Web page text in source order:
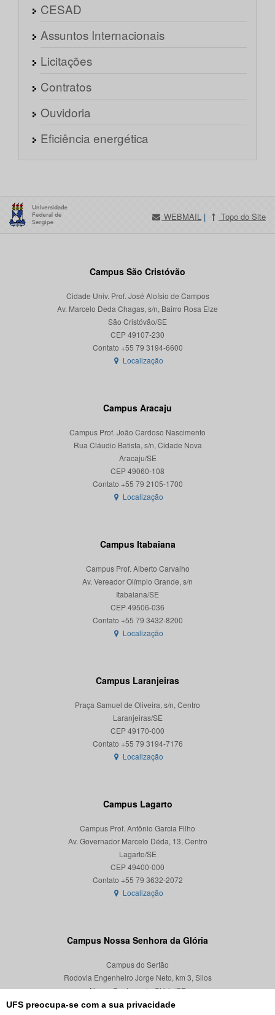
UFS preocupa-se com a sua privacidade
CESAD
Assuntos Internacionais
Licitações
Contratos
Ouvidoria
Eficiência energética
WEBMAIL | Topo do Site
Campus São Cristóvão
Cidade Univ. Prof. José Aloísio de Campos
Av. Marcelo Deda Chagas, s/n, Bairro Rosa Elze
São Cristóvão/SE
CEP 49107-230
Localização
Campus Aracaju
Campus Prof. João Cardoso Nascimento
Rua Cláudio Batista, s/n, Cidade Nova
Aracaju/SE
CEP 49060-108
Localização
Campus Itabaiana
Campus Prof. Alberto Carvalho
Av. Vereador Olímpio Grande, s/n
Itabaiana/SE
CEP 49506-036
Localização
Campus Laranjeiras
Praça Samuel de Oliveira, s/n, Centro
Laranjeiras/SE
CEP 49170-000
Localização
Campus Lagarto
Campus Prof. Antônio Garcia Filho
Av. Governador Marcelo Déda, 13, Centro
Lagarto/SE
CEP 49400-000
Localização
Campus Nossa Senhora da Glória
Campus do Sertão
Rodovia Engenheiro Jorge Neto, km 3, Silos
Nossa Senhora da Glória/SE
CEP 49680-000